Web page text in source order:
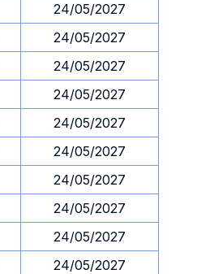
24/05/2027
24/05/2027
24/05/2027
24/05/2027
24/05/2027
24/05/2027
24/05/2027
24/05/2027
24/05/2027
24/05/2027